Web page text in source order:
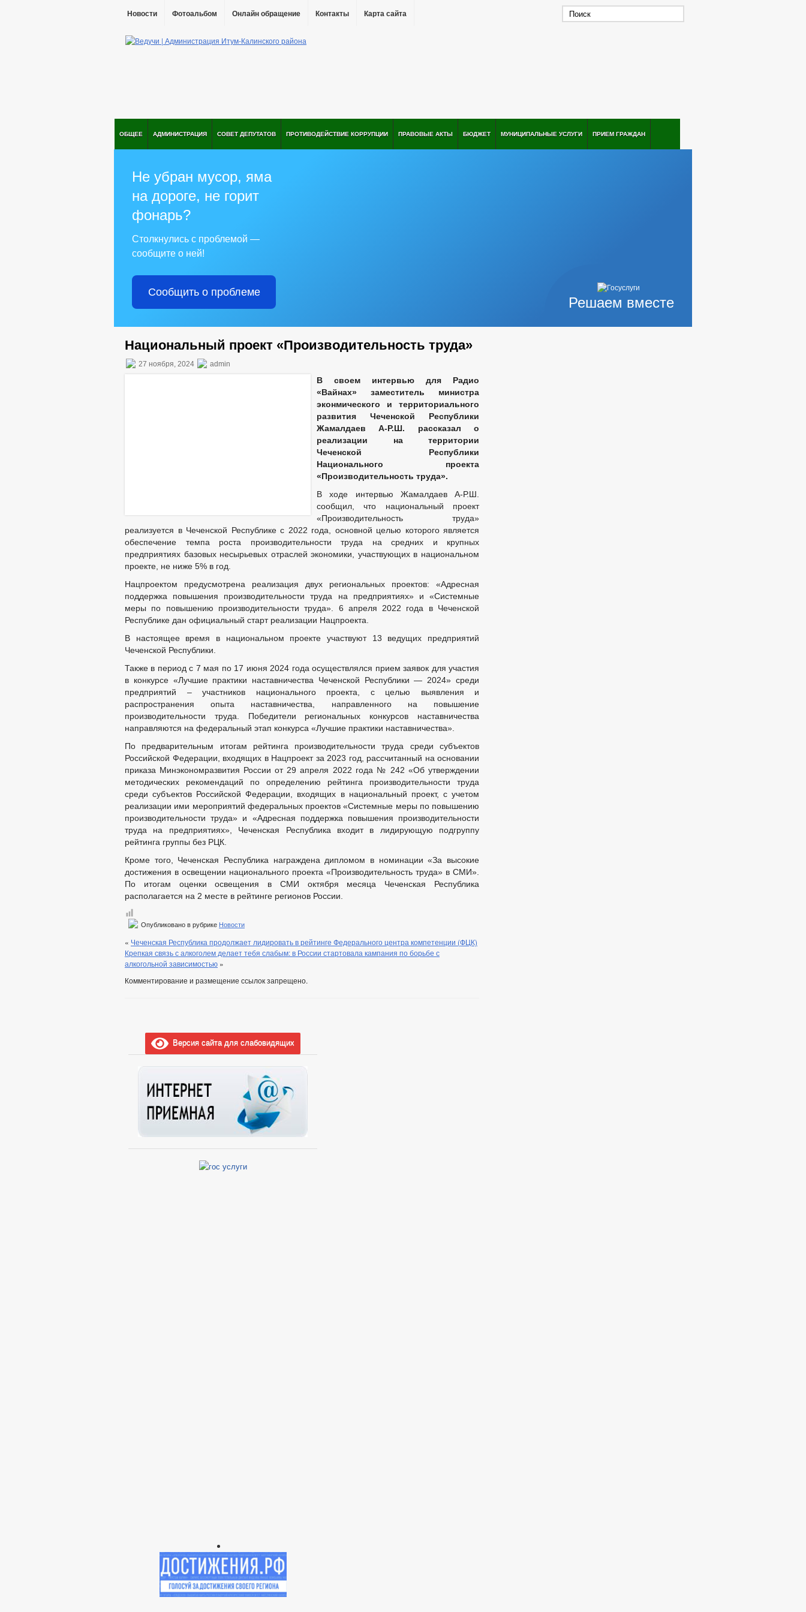
Новости Фотоальбом Онлайн обращение Контакты Карта сайта
ОБЩЕЕ АДМИНИСТРАЦИЯ СОВЕТ ДЕПУТАТОВ ПРОТИВОДЕЙСТВИЕ КОРРУПЦИИ ПРАВОВЫЕ АКТЫ БЮДЖЕТ МУНИЦИПАЛЬНЫЕ УСЛУГИ ПРИЕМ ГРАЖДАН
Решаем вместе
Не убран мусор, яма
на дороге, не горит
фонарь?
Столкнулись с проблемой —
сообщите о ней!
Сообщить о проблеме
Национальный проект «Производительность труда»
27 ноября, 2024 admin
В своем интервью для Радио
«Вайнах» заместитель министра
эконмического и территориального
развития Чеченской Республики
Жамалдаев А-Р.Ш. рассказал о
реализации на территории
Чеченской Республики
Национального проекта
«Производительность труда».
В ходе интервью Жамалдаев А-Р.Ш.
сообщил, что национальный проект
«Производительность труда»
реализуется в Чеченской Республике с 2022 года, основной целью которого является
обеспечение темпа роста производительности труда на средних и крупных
предприятиях базовых несырьевых отраслей экономики, участвующих в национальном
проекте, не ниже 5% в год.
Нацпроектом предусмотрена реализация двух региональных проектов: «Адресная
поддержка повышения производительности труда на предприятиях» и «Системные
меры по повышению производительности труда». 6 апреля 2022 года в Чеченской
Республике дан официальный старт реализации Нацпроекта.
В настоящее время в национальном проекте участвуют 13 ведущих предприятий
Чеченской Республики.
Также в период с 7 мая по 17 июня 2024 года осуществлялся прием заявок для участия
в конкурсе «Лучшие практики наставничества Чеченской Республики — 2024» среди
предприятий – участников национального проекта, с целью выявления и
распространения опыта наставничества, направленного на повышение
производительности труда. Победители региональных конкурсов наставничества
направляются на федеральный этап конкурса «Лучшие практики наставничества».
По предварительным итогам рейтинга производительности труда среди субъектов
Российской Федерации, входящих в Нацпроект за 2023 год, рассчитанный на основании
приказа Минэкономразвития России от 29 апреля 2022 года № 242 «Об утверждении
методических рекомендаций по определению рейтинга производительности труда
среди субъектов Российской Федерации, входящих в национальный проект, с учетом
реализации ими мероприятий федеральных проектов «Системные меры по повышению
производительности труда» и «Адресная поддержка повышения производительности
труда на предприятиях», Чеченская Республика входит в лидирующую подгруппу
рейтинга группы без РЦК.
Кроме того, Чеченская Республика награждена дипломом в номинации «За высокие
достижения в освещении национального проекта «Производительность труда» в СМИ».
По итогам оценки освещения в СМИ октября месяца Чеченская Республика
располагается на 2 месте в рейтинге регионов России.
Опубликовано в рубрике Новости
« Чеченская Республика продолжает лидировать в рейтинге Федерального центра компетенции (ФЦК)
Крепкая связь с алкоголем делает тебя слабым: в России стартовала кампания по борьбе с
алкогольной зависимостью »
Комментирование и размещение ссылок запрещено.
Версия сайта для слабовидящих